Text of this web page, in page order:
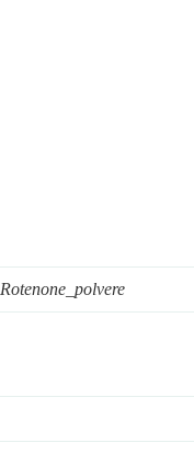
Rotenone_polvere